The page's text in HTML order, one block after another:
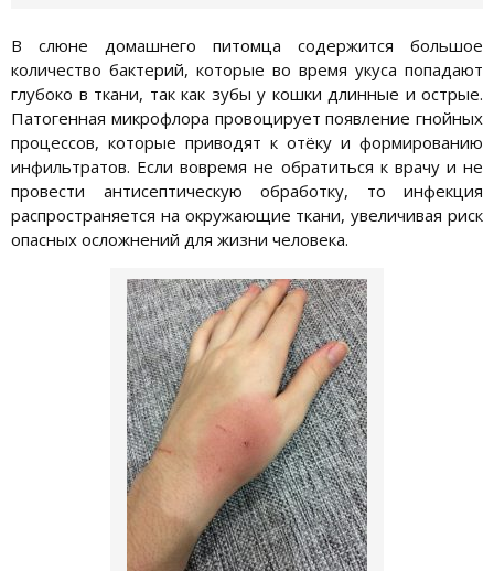
В слюне домашнего питомца содержится большое
количество бактерий, которые во время укуса попадают
глубоко в ткани, так как зубы у кошки длинные и острые.
Патогенная микрофлора провоцирует появление гнойных
процессов, которые приводят к отёку и формированию
инфильтратов. Если вовремя не обратиться к врачу и не
провести антисептическую обработку, то инфекция
распространяется на окружающие ткани, увеличивая риск
опасных осложнений для жизни человека.